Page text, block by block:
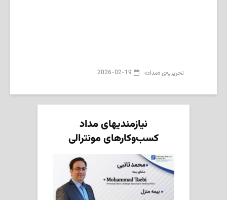
تحریریه‌ی «مداد» 2026-02-19
نیازمندیهای مداد
کسب‌وکارهای مونترالی